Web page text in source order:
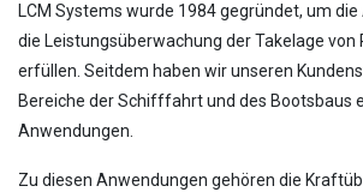
LCM Systems wurde 1984 gegründet, um
die Leistungsüberwachung der Takelage von
erfüllen. Seitdem haben wir unseren
Bereiche der Schifffahrt und des Bootsbaus
Anwendungen.
Zu diesen Anwendungen gehören die